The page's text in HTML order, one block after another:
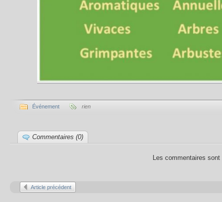
Événement rien
Commentaires (0)
Les commentaires
Article précédent